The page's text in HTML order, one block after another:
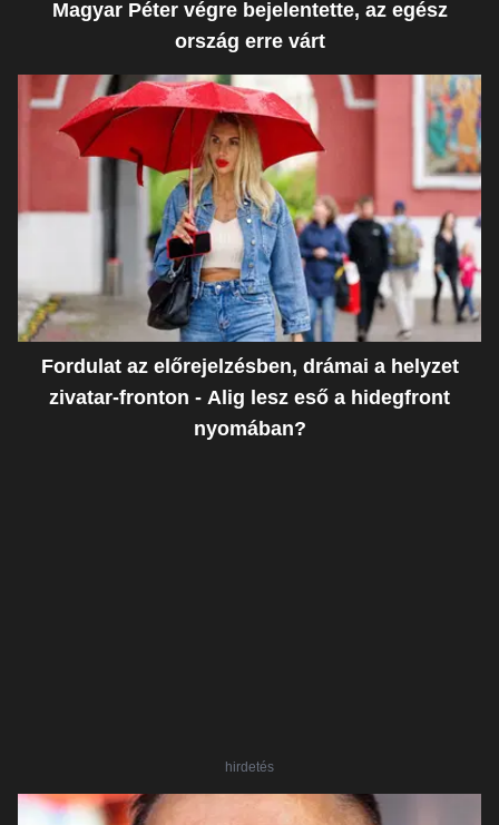
Magyar Péter végre bejelentette, az egész
ország erre várt
Fordulat az előrejelzésben, drámai a helyzet
zivatar-fronton - Alig lesz eső a hidegfront
nyomában?
hirdetés